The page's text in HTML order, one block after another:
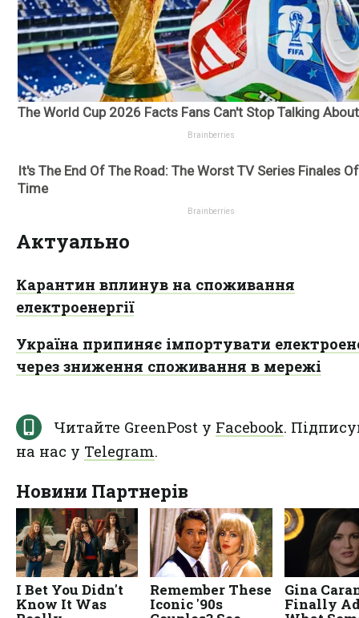
Актуально
Карантин вплинув на споживання
електроенергії
Україна припиняє імпортувати
через зниження споживання в мережі
Читайте GreenPost у Facebook.
на нас у Telegram.